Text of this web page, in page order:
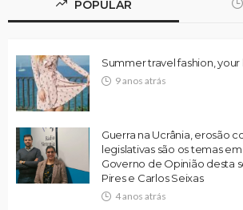
POPULAR
Summer travel fashion,
9 anos atrás
Guerra na Ucrânia, erosão
legislativas são os temas
Governo de Opinião desta
Pires e Carlos Seixas
4 anos atrás